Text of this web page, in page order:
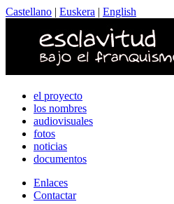
Castellano | Euskera | English
el proyecto
los nombres
audiovisuales
fotos
noticias
documentos
Enlaces
Contactar